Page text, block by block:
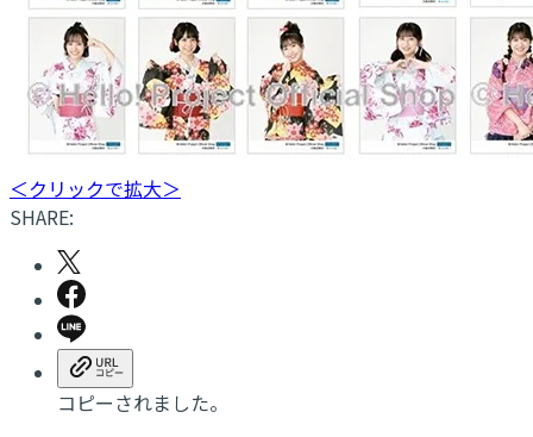
＜クリックで拡大＞
SHARE:
コピーされました。